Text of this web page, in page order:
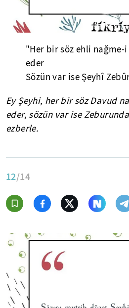
"Her bir söz ehli nağme-i
eder
Sözün var ise Şeyhî
Ey Şeyhi, her bir söz Davud
eder, sözün var ise
ezberle.
12/14